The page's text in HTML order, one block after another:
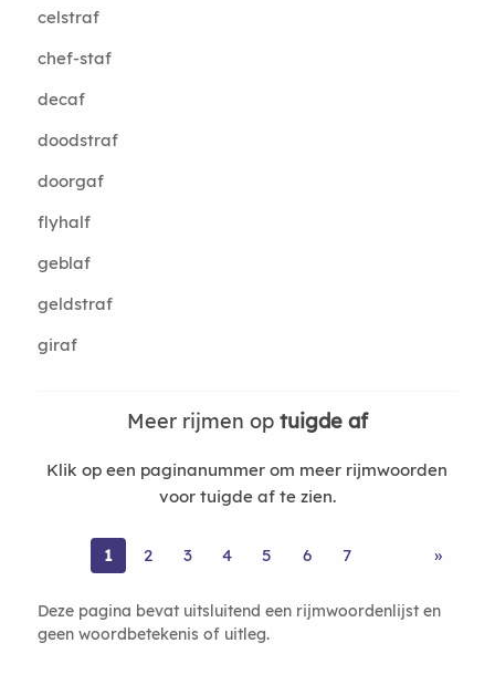
celstraf
chef-staf
decaf
doodstraf
doorgaf
flyhalf
geblaf
geldstraf
giraf
Meer rijmen op tuigde af
Klik op een paginanummer om meer rijmwoorden
voor tuigde af te zien.
1 2 3 4 5 6 7 »
Deze pagina bevat uitsluitend een rijmwoordenlijst en
geen woordbetekenis of uitleg.